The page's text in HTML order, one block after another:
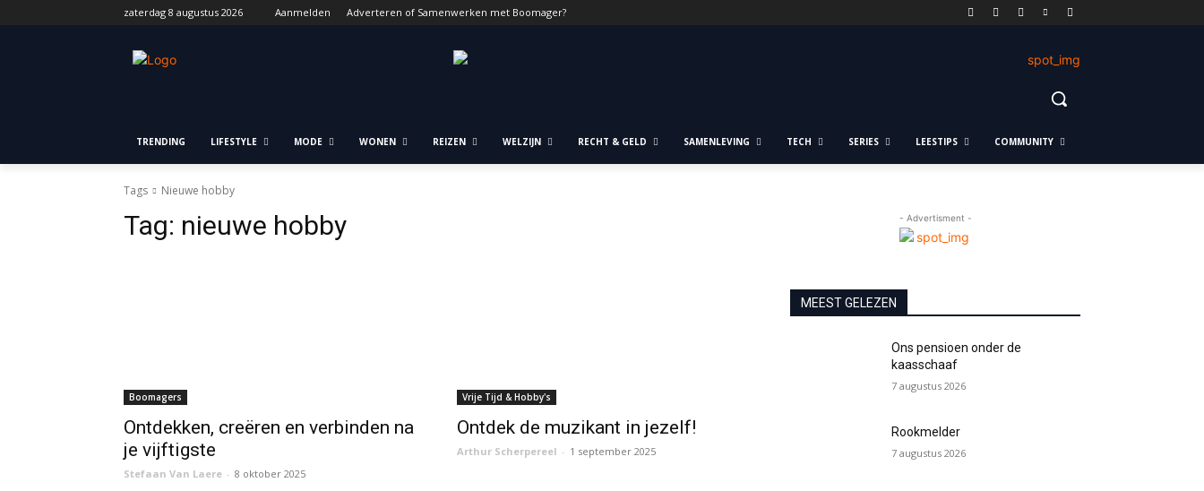
zaterdag 8 augustus 2026 Aanmelden Adverteren of Samenwerken met Boomager?
TRENDING LIFESTYLE MODE WONEN REIZEN WELZIJN RECHT & GELD SAMENLEVING TECH SERIES LEESTIPS COMMUNITY
Tags Nieuwe hobby
Tag: nieuwe hobby
Boomagers
Ontdekken, creëren en verbinden na
je vijftigste
Stefaan Van Laere - 8 oktober 2025
Vrije Tijd & Hobby's
Ontdek de muzikant in jezelf!
Arthur Scherpereel - 1 september 2025
- Advertisment -
MEEST GELEZEN
Ons pensioen onder de
kaasschaaf
7 augustus 2026
Rookmelder
7 augustus 2026